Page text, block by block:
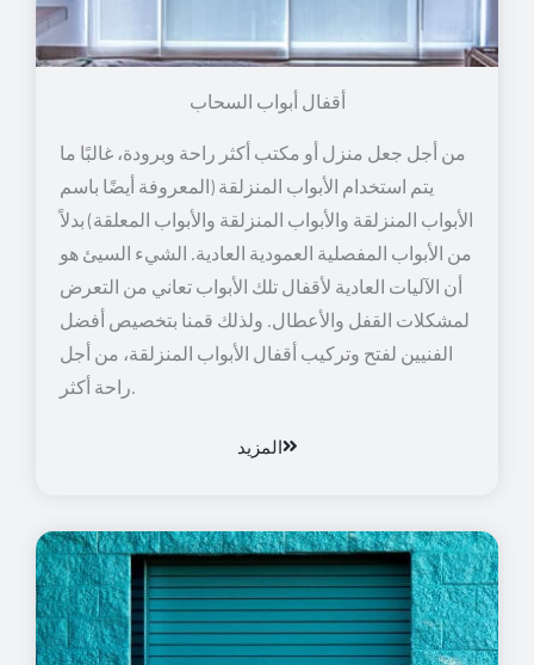
أقفال أبواب السحاب
من أجل جعل منزل أو مكتب أكثر راحة وبرودة، غالبًا ما
يتم استخدام الأبواب المنزلقة (المعروفة أيضًا باسم
الأبواب المنزلقة والأبواب المنزلقة والأبواب المعلقة) بدلاً
من الأبواب المفصلية العمودية العادية. الشيء السيئ هو
أن الآليات العادية لأقفال تلك الأبواب تعاني من التعرض
لمشكلات القفل والأعطال. ولذلك قمنا بتخصيص أفضل
الفنيين لفتح وتركيب أقفال الأبواب المنزلقة، من أجل
راحة أكثر.
المزيد